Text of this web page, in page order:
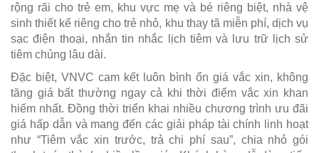
rộng rãi cho trẻ em, khu vực mẹ và bé riêng biệt, nhà vệ
sinh thiết kế riêng cho trẻ nhỏ, khu thay tã miễn phí, dịch vụ
sạc điện thoại, nhắn tin nhắc lịch tiêm và lưu trữ lịch sử
tiêm chủng lâu dài.
Đặc biệt, VNVC cam kết luôn bình ổn giá vắc xin, không
tăng giá bất thường ngay cả khi thời điểm vắc xin khan
hiếm nhất. Đồng thời triển khai nhiều chương trình ưu đãi
giá hấp dẫn và mang đến các giải pháp tài chính linh hoạt
như “Tiêm vắc xin trước, trả chi phí sau”, chia nhỏ gói